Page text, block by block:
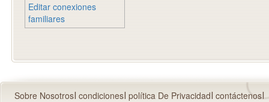
Editar conexiones
familiares
Sobre Nosotros condiciones política De Privacidad contáctenos